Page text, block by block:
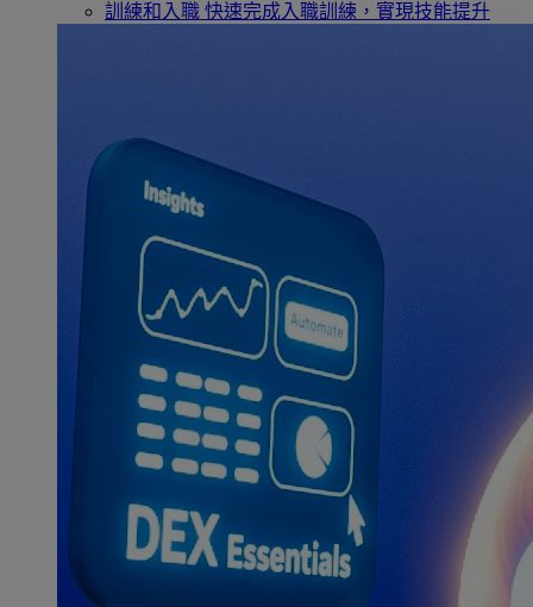
訓練和入職 快速完成入職訓練，實現技能提升